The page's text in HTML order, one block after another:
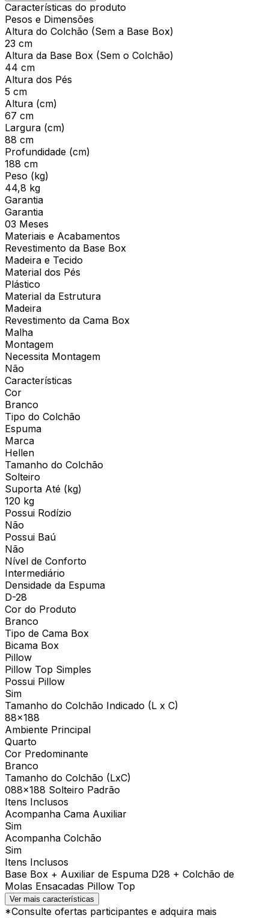
Características do produto
Pesos e Dimensões
Altura do Colchão (Sem a Base Box)
23 cm
Altura da Base Box (Sem o Colchão)
44 cm
Altura dos Pés
5 cm
Altura (cm)
67 cm
Largura (cm)
88 cm
Profundidade (cm)
188 cm
Peso (kg)
44,8 kg
Garantia
Garantia
03 Meses
Materiais e Acabamentos
Revestimento da Base Box
Madeira e Tecido
Material dos Pés
Plástico
Material da Estrutura
Madeira
Revestimento da Cama Box
Malha
Montagem
Necessita Montagem
Não
Características
Cor
Branco
Tipo do Colchão
Espuma
Marca
Hellen
Tamanho do Colchão
Solteiro
Suporta Até (kg)
120 kg
Possui Rodízio
Não
Possui Baú
Não
Nível de Conforto
Intermediário
Densidade da Espuma
D-28
Cor do Produto
Branco
Tipo de Cama Box
Bicama Box
Pillow
Pillow Top Simples
Possui Pillow
Sim
Tamanho do Colchão Indicado (L x C)
88x188
Ambiente Principal
Quarto
Cor Predominante
Branco
Tamanho do Colchão (LxC)
088×188 Solteiro Padrão
Itens Inclusos
Acompanha Cama Auxiliar
Sim
Acompanha Colchão
Sim
Itens Inclusos
Base Box + Auxiliar de Espuma D28 + Colchão de
Molas Ensacadas Pillow Top
Ver mais características
*Consulte ofertas participantes e adquira mais